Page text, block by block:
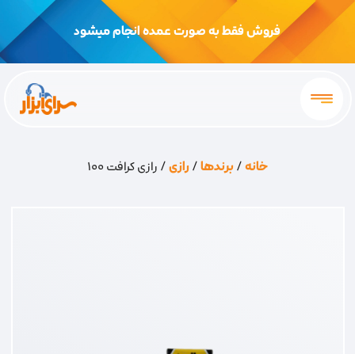
فروش فقط به صورت عمده انجام میشود
خانه/برندها/رازی/ رازی کرافت 100